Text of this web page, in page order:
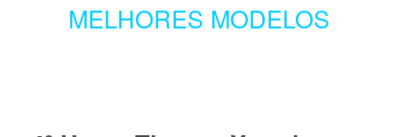
MELHORES MODELOS